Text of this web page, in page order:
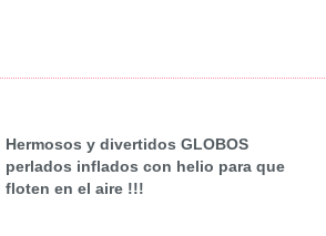
Hermosos y divertidos GLOBOS
perlados inflados con helio para que
floten en el aire !!!